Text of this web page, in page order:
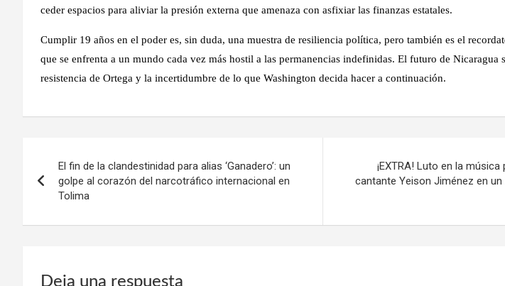
ceder espacios para aliviar la presión externa que amenaza con asfixiar las finanzas estatales.
Cumplir 19 años en el poder es, sin duda, una muestra de resiliencia política, pero también es el
que se enfrenta a un mundo cada vez más hostil a las permanencias indefinidas. El futuro de Nicaragua
resistencia de Ortega y la incertidumbre de lo que Washington decida hacer a continuación.
de
El fin de la clandestinidad para alias ‘Ganadero’: un
golpe al corazón del narcotráfico internacional en
Tolima
¡EXTRA! Luto en la música
cantante Yeison Jiménez en
Deja una respuesta